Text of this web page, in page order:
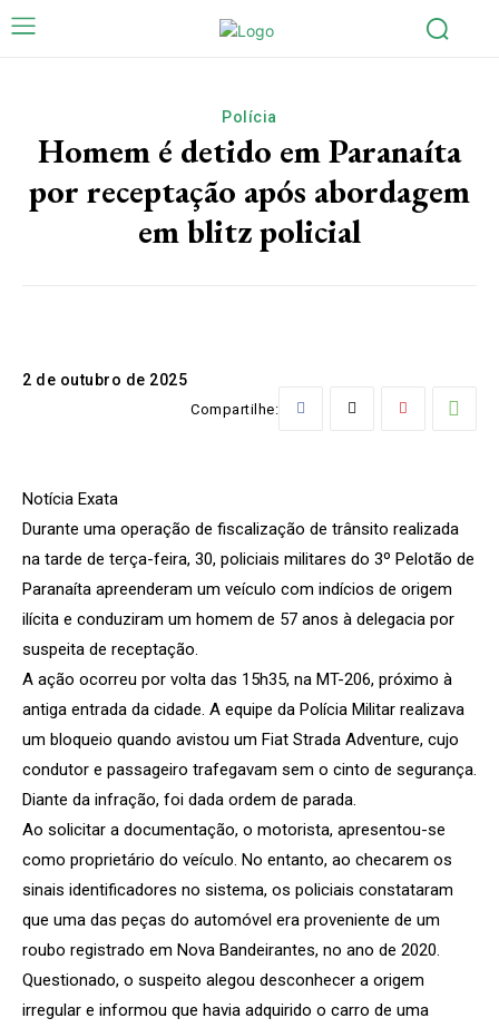
Polícia
Homem é detido em Paranaíta
por receptação após abordagem
em blitz policial
2 de outubro de 2025
Compartilhe:
Notícia Exata
Durante uma operação de fiscalização de trânsito realizada
na tarde de terça-feira, 30, policiais militares do 3º Pelotão de
Paranaíta apreenderam um veículo com indícios de origem
ilícita e conduziram um homem de 57 anos à delegacia por
suspeita de receptação.
A ação ocorreu por volta das 15h35, na MT-206, próximo à
antiga entrada da cidade. A equipe da Polícia Militar realizava
um bloqueio quando avistou um Fiat Strada Adventure, cujo
condutor e passageiro trafegavam sem o cinto de segurança.
Diante da infração, foi dada ordem de parada.
Ao solicitar a documentação, o motorista, apresentou-se
como proprietário do veículo. No entanto, ao checarem os
sinais identificadores no sistema, os policiais constataram
que uma das peças do automóvel era proveniente de um
roubo registrado em Nova Bandeirantes, no ano de 2020.
Questionado, o suspeito alegou desconhecer a origem
irregular e informou que havia adquirido o carro de uma